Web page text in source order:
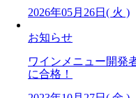
2026年05月26日( 火 )
お知らせ
ワインメニュー開発
に合格！